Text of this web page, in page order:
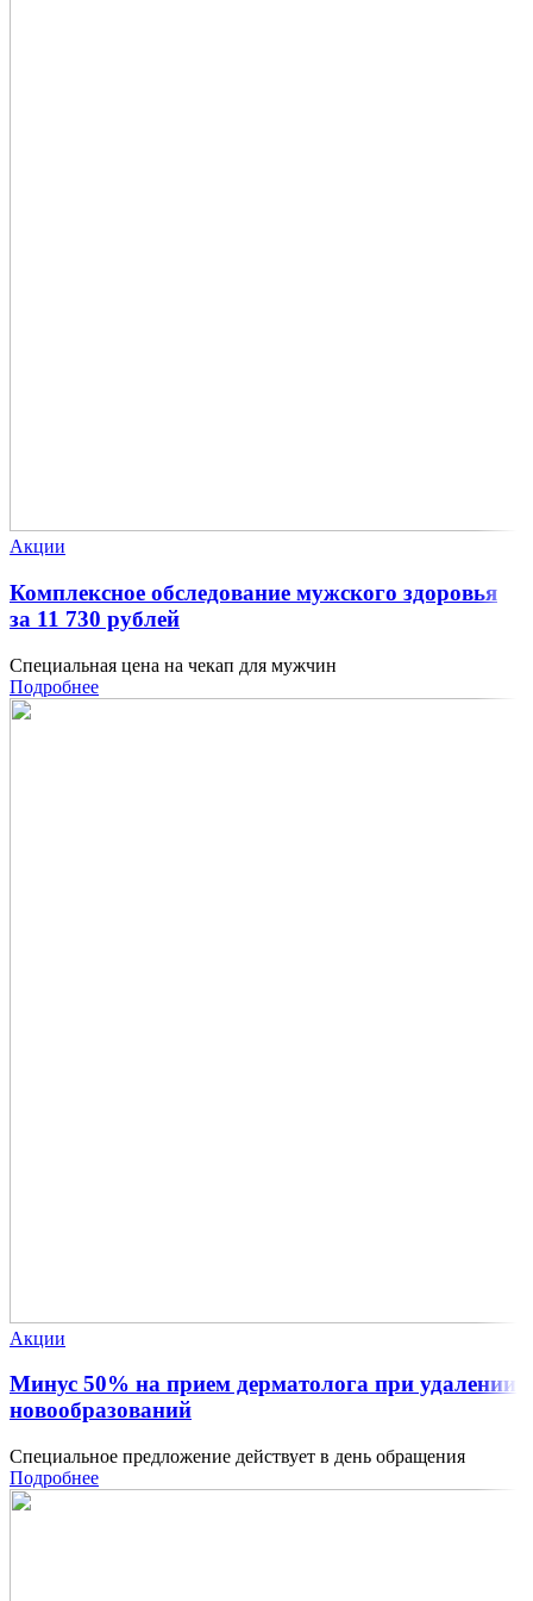
Акции
Комплексное обследование мужского здоровья
за 11 730 рублей
Специальная цена на чекап для мужчин
Подробнее
Акции
Минус 50% на прием дерматолога при удалении
новообразований
Специальное предложение действует в день обращения
Подробнее